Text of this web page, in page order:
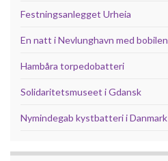
Festningsanlegget Urheia
En natt i Nevlunghavn med bobilen
Hambåra torpedobatteri
Solidaritetsmuseet i Gdansk
Nymindegab kystbatteri i Danmark